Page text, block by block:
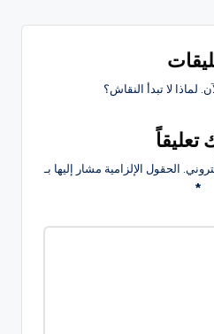
لماذا لا تبدأ النقاش؟
تعليقاً
الحقول الإلزامية مشار إليها بـ
*